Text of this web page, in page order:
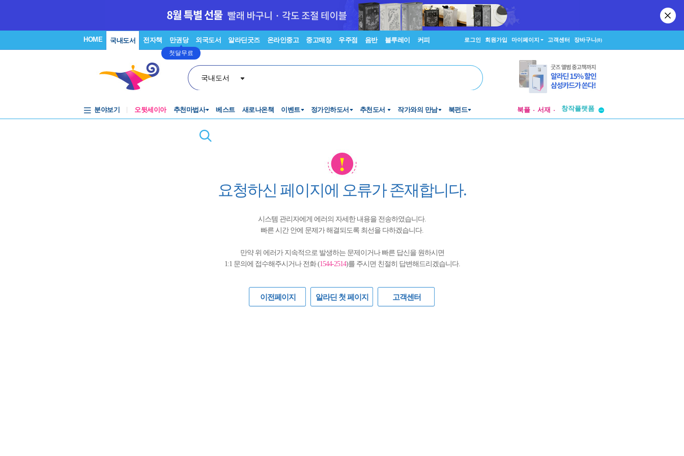
HOME 국내도서 전자책 만권당
첫달무료
외국도서 알라딘굿즈 온라인중고 중고매장 우주점 음반 블루레이 커피 로그인 회원가입 마이페이지 고객센터 장바구니(0)
국내도서
분야보기 오뒷세이아 추천마법사 베스트 새로나온책 이벤트 정가인하도서 추천도서 작가와의 만남 북펀드 북플 서재
투비컨티뉴드
투비컨티뉴드
요청하신 페이지에 오류가 존재합니다.
시스템 관리자에게 에러의 자세한 내용을 전송하였습니다.
빠른 시간 안에 문제가 해결되도록 최선을 다하겠습니다.
만약 위 에러가 지속적으로 발생하는 문제이거나 빠른 답신을 원하시면
1:1 문의에 접수해주시거나 전화 (1544-2514)를 주시면 친절히 답변해드리겠습니다.
이전페이지 알라딘 첫 페이지 고객센터